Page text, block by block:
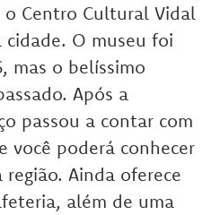
Centro Cultural Vidal
cidade. O museu foi
mas o belíssimo
Após a
passou a contar com
você poderá conhecer
Ainda oferece
além de uma